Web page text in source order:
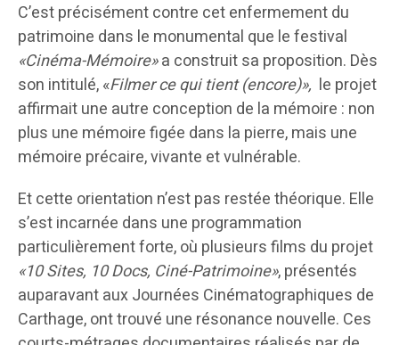
C’est précisément contre cet enfermement du
patrimoine dans le monumental que le festival
«Cinéma-Mémoire»a construit sa proposition. Dès
son intitulé, «Filmer ce qui tient (encore)», le projet
affirmait une autre conception de la mémoire : non
plus une mémoire figée dans la pierre, mais une
mémoire précaire, vivante et vulnérable.
Et cette orientation n’est pas restée théorique. Elle
s’est incarnée dans une programmation
particulièrement forte, où plusieurs films du projet
«10 Sites, 10 Docs, Ciné-Patrimoine», présentés
auparavant aux Journées Cinématographiques de
Carthage, ont trouvé une résonance nouvelle. Ces